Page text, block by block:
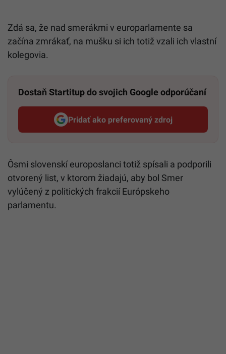
Zdá sa, že nad smerákmi v europarlamente sa
začína zmrákať, na mušku si ich totiž vzali ich vlastní
kolegovia.
Dostaň Startitup do svojich Google odporúčaní
Pridať ako preferovaný zdroj
Startitup, odkaz sa otvorí v
Ôsmi slovenskí europoslanci totiž spísali a podporili
otvorený list, v ktorom žiadajú, aby bol Smer
vylúčený z politických frakcií Európskeho
parlamentu.